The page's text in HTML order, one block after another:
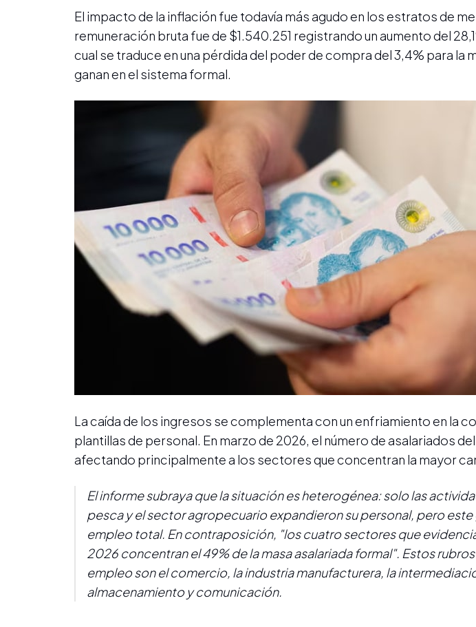
El impacto de la inflación fue todavía más agudo en los estratos de
remuneración bruta fue de $1.540.251 registrando un aumento del
cual se traduce en una pérdida del poder de compra del 3,4% para la
ganan en el sistema formal.
La caída de los ingresos se complementa con un enfriamiento en la
plantillas de personal. En marzo de 2026, el número de asalariados
afectando principalmente a los sectores que concentran la mayor
El informe subraya que la situación es heterogénea: solo las
pesca y el sector agropecuario expandieron su personal, pero
empleo total. En contraposición, "los cuatro sectores que
2026 concentran el 49% de la masa asalariada formal". Estos
empleo son el comercio, la industria manufacturera, la
almacenamiento y comunicación.